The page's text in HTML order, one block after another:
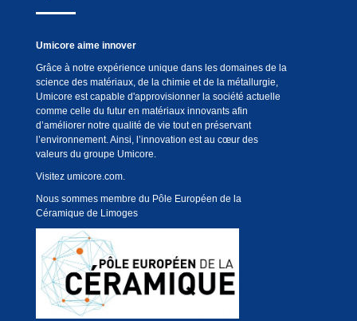
Umicore aime innover
Grâce à notre expérience unique dans les domaines de la
science des matériaux, de la chimie et de la métallurgie,
Umicore est capable d'approvisionner la société actuelle
comme celle du futur en matériaux innovants afin
d’améliorer notre qualité de vie tout en préservant
l’environnement. Ainsi, l’innovation est au cœur des
valeurs du groupe Umicore.
Visitez umicore.com.
Nous sommes membre du Pôle Européen de la
Céramique de Limoges